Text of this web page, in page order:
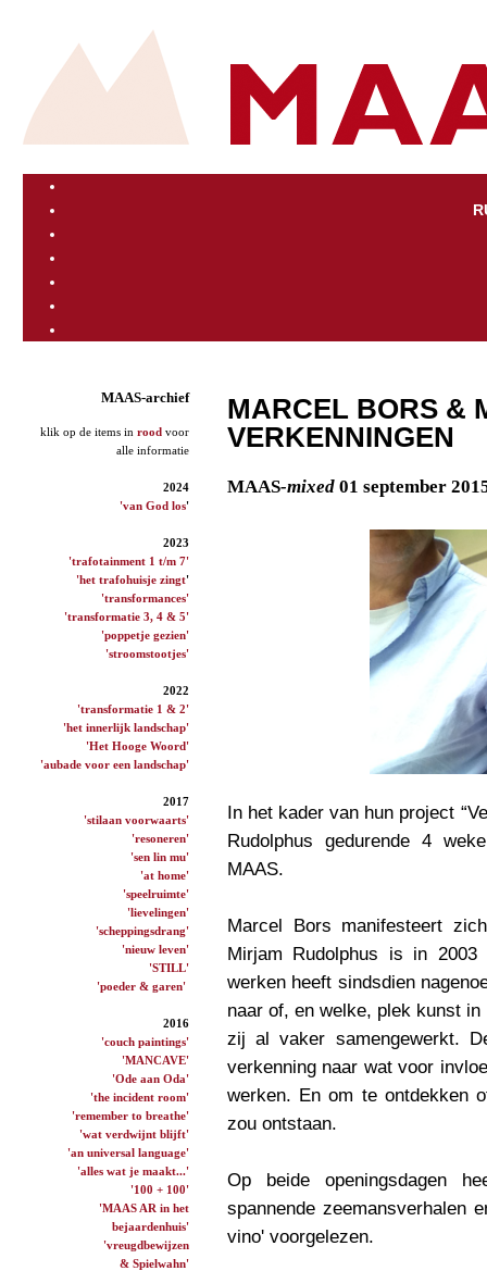
MAAS-archief
klik op de items in rood voor
alle informatie
2024
'van God los'
2023
'trafotainment 1 t/m 7'
'het trafohuisje zingt'
'transformances'
'transformatie 3, 4 & 5'
'poppetje gezien'
'stroomstootjes'
2022
'transformatie 1 & 2'
'het innerlijk landschap'
'Het Hooge Woord'
'aubade voor een landschap'
2017
'stilaan voorwaarts'
'resoneren'
'sen lin mu'
'at home'
'speelruimte'
'lievelingen'
'scheppingsdrang'
'nieuw leven'
'STILL'
'poeder & garen'
2016
'couch paintings'
'MANCAVE'
'Ode aan Oda'
'the incident room'
'remember to breathe'
'wat verdwijnt blijft'
'an universal language'
'alles wat je maakt...'
'100 + 100'
'MAAS AR in het
bejaardenhuis'
'vreugdbewijzen
& Spielwahn'
MARCEL BORS &
VERKENNINGEN
MAAS-mixed 01 september
In het kader van hun project
Rudolphus gedurende 4
MAAS.
Marcel Bors manifesteert
Mirjam Rudolphus is in 2003
werken heeft sindsdien
naar of, en welke, plek kunst
zij al vaker samengewerkt.
verkenning naar wat voor
werken. En om te ontdekken
zou ontstaan.
Op beide openingsdagen
spannende zeemansverhalen
vino' voorgelezen.